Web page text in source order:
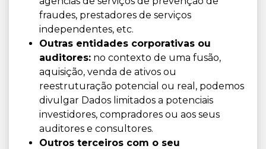
fraudes, prestadores de serviços
independentes, etc.
Outras entidades corporativas ou
auditores: no contexto de uma fusão,
aquisição, venda de ativos ou
reestruturação potencial ou real, podemos
divulgar Dados limitados a potenciais
investidores, compradores ou aos seus
auditores e consultores.
Outros terceiros com o seu